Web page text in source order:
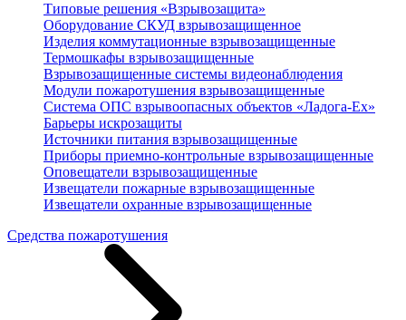
Типовые решения «Взрывозащита»
Оборудование СКУД взрывозащищенное
Изделия коммутационные взрывозащищенные
Термошкафы взрывозащищенные
Взрывозащищенные системы видеонаблюдения
Модули пожаротушения взрывозащищенные
Система ОПС взрывоопасных объектов «Ладога-Ex»
Барьеры искрозащиты
Источники питания взрывозащищенные
Приборы приемно-контрольные взрывозащищенные
Оповещатели взрывозащищенные
Извещатели пожарные взрывозащищенные
Извещатели охранные взрывозащищенные
Средства пожаротушения